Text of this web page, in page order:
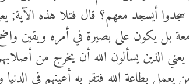
أيسجد معهم؟ قال فتلا هذه الآية;
بل يكون على بصيرة في أمره ويقين
يعني الذين يسألون الله أن يخرج من
بطاعة الله فتقر به أعينهم في